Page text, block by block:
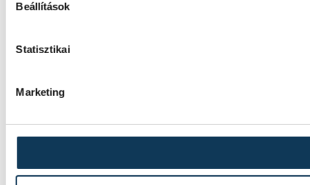
Beállítások
Statisztikai
Marketing